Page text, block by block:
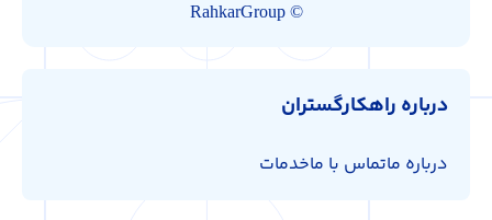
© RahkarGroup
درباره راهکارگستران
درباره ماتماس با ماخدمات